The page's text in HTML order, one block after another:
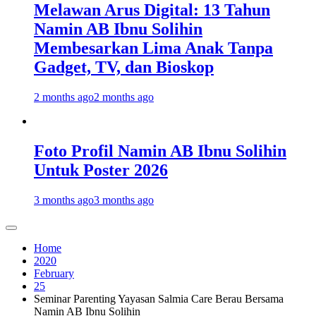
Melawan Arus Digital: 13 Tahun
Namin AB Ibnu Solihin
Membesarkan Lima Anak Tanpa
Gadget, TV, dan Bioskop
2 months ago2 months ago
Foto Profil Namin AB Ibnu Solihin
Untuk Poster 2026
3 months ago3 months ago
Home
2020
February
25
Seminar Parenting Yayasan Salmia Care Berau Bersama
Namin AB Ibnu Solihin